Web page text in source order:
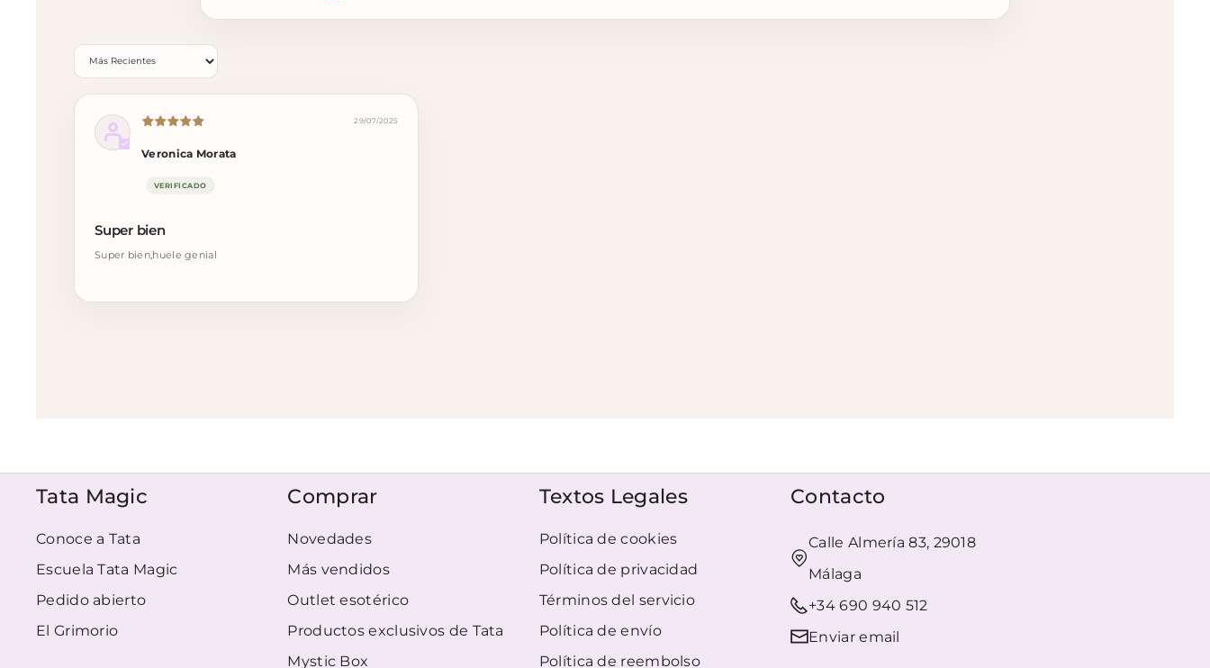
Sort by
29/07/2025
Veronica Morata
Super bien
Super bien,huele genial
Tata Magic
Conoce a Tata
Escuela Tata Magic
Pedido abierto
El Grimorio
Comprar
Novedades
Más vendidos
Outlet esotérico
Productos exclusivos de Tata
Mystic Box
Textos Legales
Política de cookies
Política de privacidad
Términos del servicio
Política de envío
Política de reembolso
Contacto
Calle Almería 83, 29018
Málaga
+34 690 940 512
Enviar email